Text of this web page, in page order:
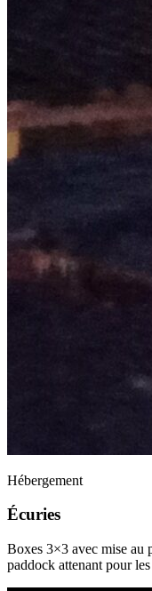
Hébergement
Écuries
Boxes 3×3 avec mise au
paddock attenant pour